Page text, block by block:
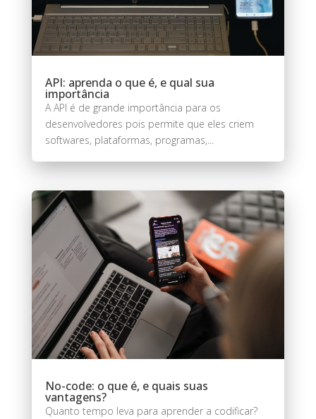
API: aprenda o que é, e qual sua
importância
A API é de grande importância para os
desenvolvedores pois permite que eles criem
softwares, plataformas, programas,...
No-code: o que é, e quais suas
vantagens?
Quanto tempo leva para aprender a codificar?